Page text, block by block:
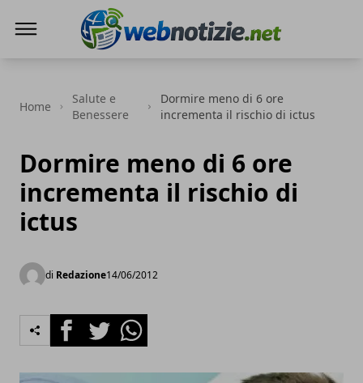
Home
Salute e
Benessere
Dormire meno di 6 ore
incrementa il rischio di ictus
Dormire meno di 6 ore
incrementa il rischio di
ictus
di Redazione14/06/2012
FacebookTwitterWhatsapp